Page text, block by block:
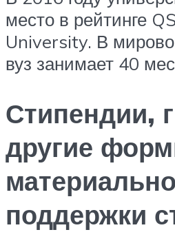
место в рейтинге
University. В
вуз занимает 40
Стипендии,
другие
поддержки